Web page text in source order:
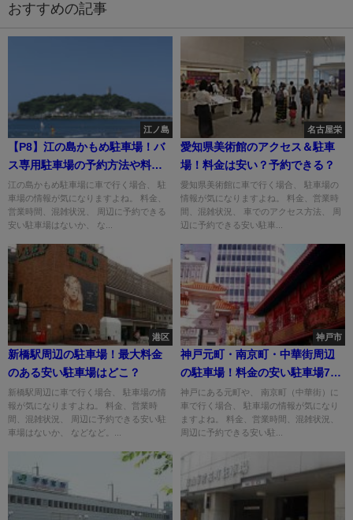
おすすめの記事
江ノ島
【P8】江の島かもめ駐車場！バ
ス専用駐車場の予約方法や料金
は？
江の島かもめ駐車場に車で行く場合、 駐
車場の情報が気になりますよね。 料金、
営業時間、混雑状況、 周辺に予約できる
安い駐車場はないか、 な...
名古屋栄
愛知県美術館のアクセス＆駐車
場！料金は安い？予約できる？
愛知県美術館に車で行く場合、 駐車場の
情報が気になりますよね。 料金、営業時
間、混雑状況、 車でのアクセス方法、 周
辺に予約できる安い駐車...
港区
新橋駅周辺の駐車場！最大料金
のある安い駐車場はどこ？
新橋駅周辺に車で行く場合、 駐車場の情
報が気になりますよね。 料金、営業時
間、混雑状況、 周辺に予約できる安い駐
車場はないか、 などなど。...
神戸市
神戸元町・南京町・中華街周辺
の駐車場！料金の安い駐車場7
選！
神戸にある元町や、 南京町（中華街）に
車で行く場合、 駐車場の情報が気になり
ますよね。 料金、営業時間、混雑状況、
周辺に予約できる安い駐...